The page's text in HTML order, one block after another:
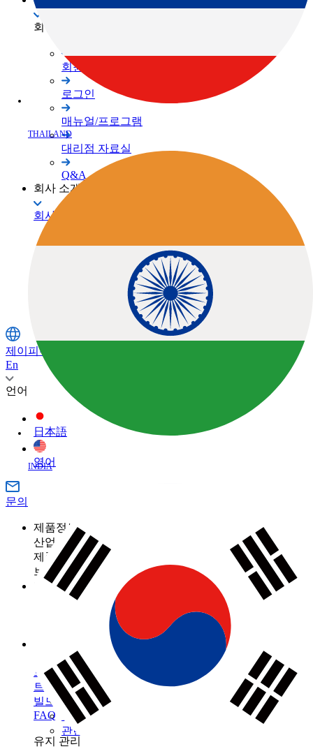
회원 사이트
회원가입
로그인
매뉴얼/프로그램
대리점 자료실
Q&A
회사 소개
회사 소개
제이피주식회사
En
언어
日本語
영어
문의
제품정보
산업
측량
토목
건축
건축의 디지털화란 무엇입니까?
제품정보 카테고리
토탈 스테이션
GNSS
3D 스캐너
머신 컨트롤
인프라 유지 관리
데이터 콜렉터
소프트웨어
레이저
레벨 / 데오드라이트
정밀 농업
관련 제품정보
브랜드
TOPCON
SOKKIA
ClearEdge3D
활용 사례
농업
제품정보 카테고리
토탈 스테이션
3D 스캐너
머신 컨트롤
소프트웨어
SOKKIA
ClearEdge3D
서포트
트레이닝
트레이닝센터
빌드테크
FAQ
유지 관리